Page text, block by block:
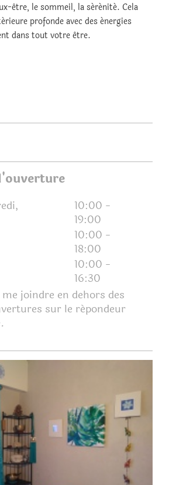
être, le sommeil, la sérénité. Cela
profonde avec des énergies
dans tout votre être.
10:00 -
19:00
10:00 -
18:00
10:00 -
16:30
joindre en dehors des
sur le répondeur